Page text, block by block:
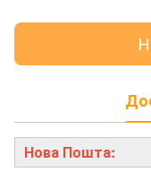
Нова Пошта: